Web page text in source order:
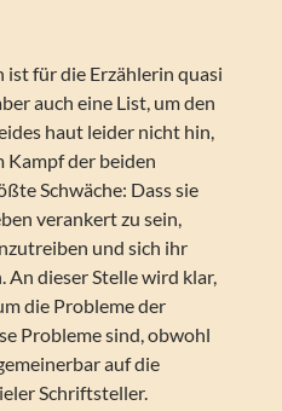
für die Erzählerin quasi
auch eine List, um den
haut leider nicht hin,
der beiden
Schwäche: Dass sie
verankert zu sein,
und sich ihr
An dieser Stelle wird klar,
die Probleme der
Probleme sind, obwohl
auf die
Schriftsteller.